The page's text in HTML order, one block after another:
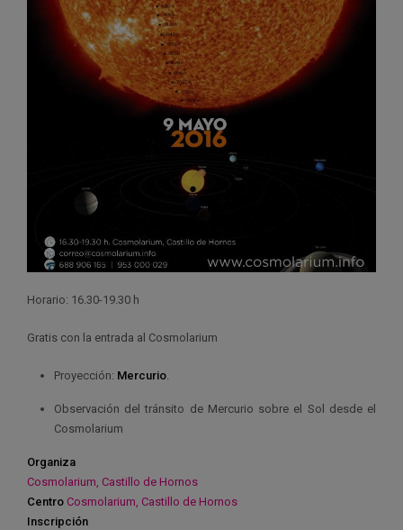
Horario: 16.30-19.30 h
Gratis con la entrada al Cosmolarium
Proyección: Mercurio.
Observación del tránsito de Mercurio sobre el Sol desde el
Cosmolarium
Organiza
Cosmolarium, Castillo de Hornos
Centro Cosmolarium, Castillo de Hornos
Inscripción